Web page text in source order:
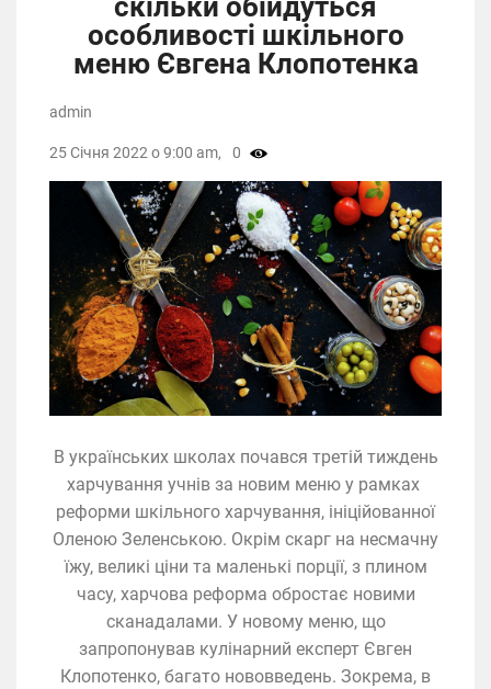
особливості шкільного
меню Євгена Клопотенка
В українських школах почався третій тиждень
харчування учнів за новим меню у рамках
реформи шкільного харчування, ініційованної
Оленою Зеленською. Окрім скарг на несмачну
їжу, великі ціни та маленькі порції, з плином
часу, харчова реформа обростає новими
сканадалами. У новому меню, що
запропонував кулінарний експерт Євген
Клопотенко, багато нововведень. Зокрема, в
admin
25 Січня 2022 о 9:00 am, 0